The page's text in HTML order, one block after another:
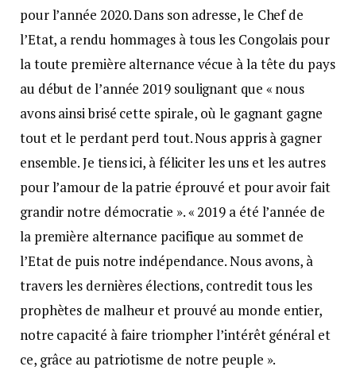
pour l’année 2020. Dans son adresse, le Chef de
l’Etat, a rendu hommages à tous les Congolais pour
la toute première alternance vécue à la tête du pays
au début de l’année 2019 soulignant que « nous
avons ainsi brisé cette spirale, où le gagnant gagne
tout et le perdant perd tout. Nous appris à gagner
ensemble. Je tiens ici, à féliciter les uns et les autres
pour l’amour de la patrie éprouvé et pour avoir fait
grandir notre démocratie ». « 2019 a été l’année de
la première alternance pacifique au sommet de
l’Etat de puis notre indépendance. Nous avons, à
travers les dernières élections, contredit tous les
prophètes de malheur et prouvé au monde entier,
notre capacité à faire triompher l’intérêt général et
ce, grâce au patriotisme de notre peuple ».